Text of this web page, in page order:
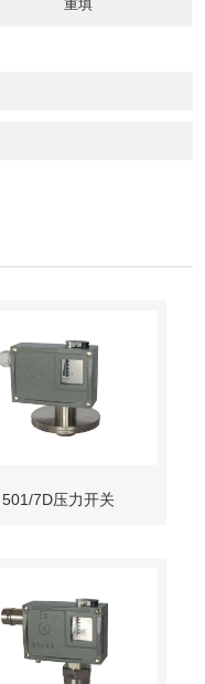
501/7D压力开关